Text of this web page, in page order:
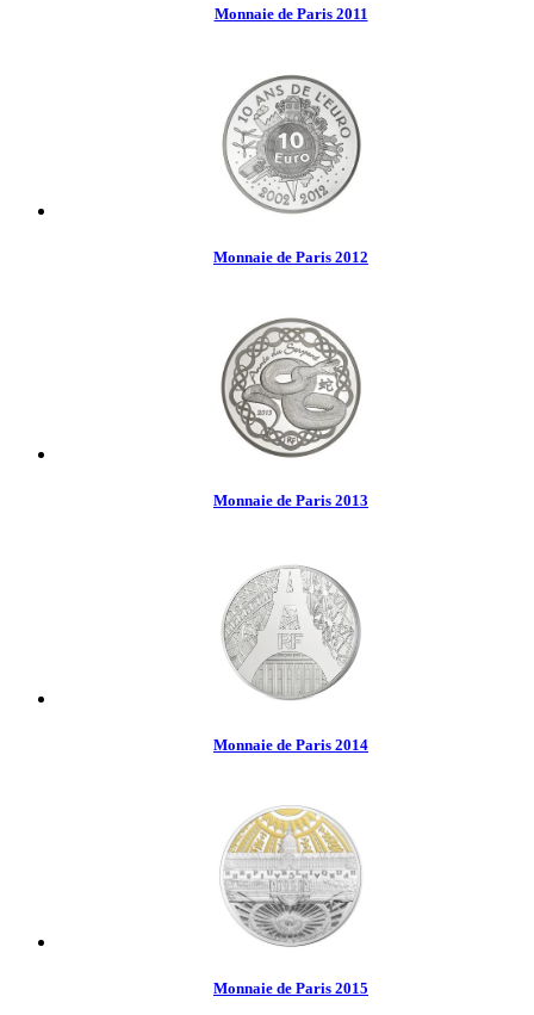
Monnaie de Paris 2011
Monnaie de Paris 2012
Monnaie de Paris 2013
Monnaie de Paris 2014
Monnaie de Paris 2015